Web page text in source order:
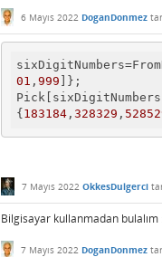
6 Mayıs 2022 DoganDonmez
01 , 999 ]};
{ 183184 , 328329 ,
7 Mayıs 2022 OkkesDulgerci
Bilgisayar kullanmadan bulalım
7 Mayıs 2022 DoganDonmez